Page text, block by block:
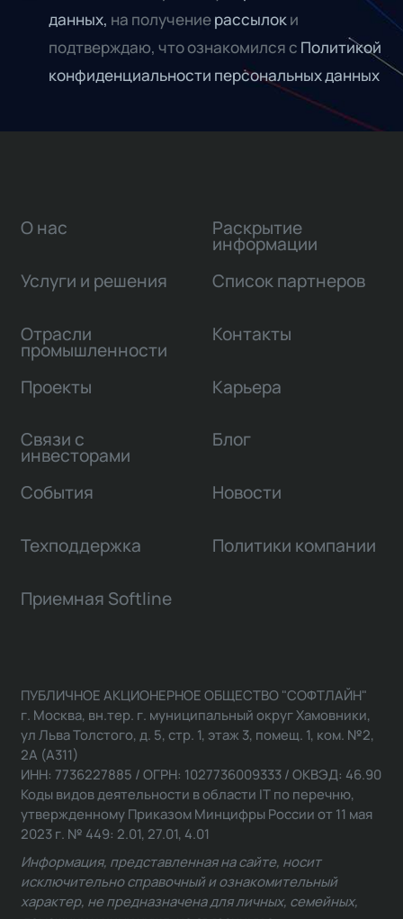
данных, на получениерассылоки
подтверждаю, что ознакомился с Политикой
конфиденциальности персональных данных
О нас
Услуги и решения
Отрасли
промышленности
Проекты
Связи с
инвесторами
Раскрытие
информации
Список партнеров
Контакты
Карьера
Блог
События Новости
Техподдержка Политики компании
Приемная Softline
ПУБЛИЧНОЕ АКЦИОНЕРНОЕ ОБЩЕСТВО "СОФТЛАЙН"
г. Москва, вн.тер. г. муниципальный округ Хамовники,
ул Льва Толстого, д. 5, стр. 1, этаж 3, помещ. 1, ком. №2,
2А (А311)
ИНН: 7736227885 / ОГРН: 1027736009333 / ОКВЭД: 46.90
Коды видов деятельности в области IT по перечню,
утвержденному Приказом Минцифры России от 11 мая
2023 г. № 449: 2.01, 27.01, 4.01
Информация, представленная на сайте, носит
исключительно справочный и ознакомительный
характер, не предназначена для личных, семейных,